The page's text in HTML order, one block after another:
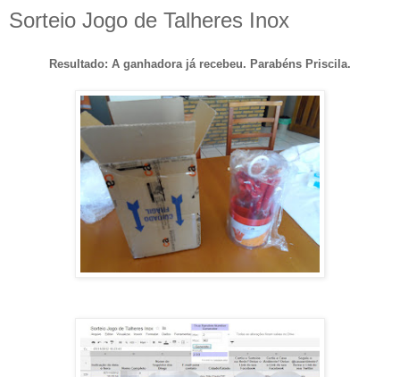
Sorteio Jogo de Talheres Inox
Resultado: A ganhadora já recebeu. Parabéns Priscila.